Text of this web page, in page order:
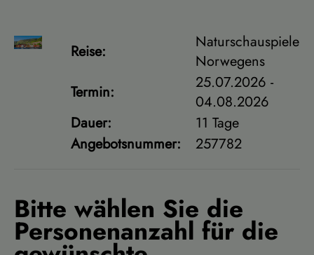
Reise:
Naturschauspiele
Norwegens
Termin:
25.07.2026 -
04.08.2026
Dauer:
11 Tage
Angebotsnummer:
257782
Bitte wählen Sie die
Personenanzahl für die